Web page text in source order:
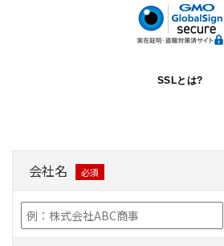
SSLとは?
会社名 必須